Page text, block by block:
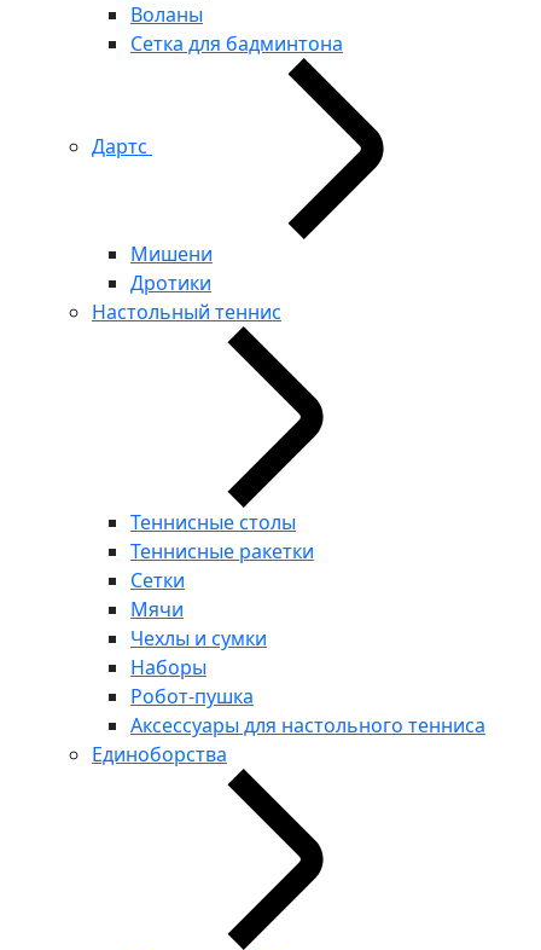
Воланы
Сетка для бадминтона
Дартс
Мишени
Дротики
Настольный теннис
Теннисные столы
Теннисные ракетки
Сетки
Мячи
Чехлы и сумки
Наборы
Робот-пушка
Аксессуары для настольного тенниса
Единоборства